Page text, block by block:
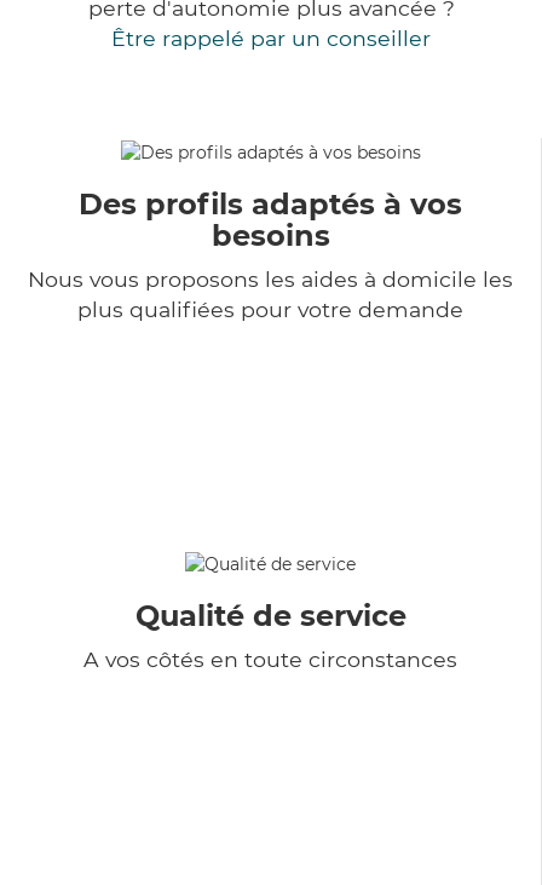
perte d'autonomie plus avancée ?
Être rappelé par un conseiller
Des profils adaptés à vos
besoins
Nous vous proposons les aides à domicile les
plus qualifiées pour votre demande
Qualité de service
A vos côtés en toute circonstances